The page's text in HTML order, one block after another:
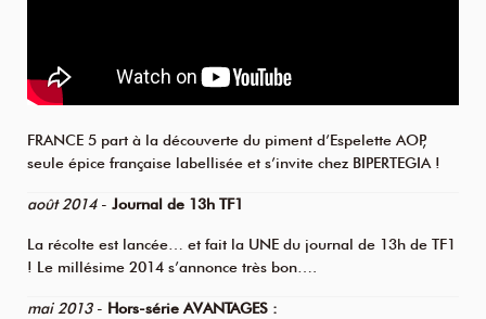
FRANCE 5 part à la découverte du piment d’Espelette AOP,
seule épice française labellisée et s’invite chez BIPERTEGIA !
août 2014- Journal de 13h TF1
La récolte est lancée… et fait la UNE du journal de 13h de TF1
! Le millésime 2014 s’annonce très bon….
mai 2013- Hors-série AVANTAGES :